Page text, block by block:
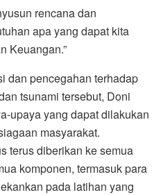
rencana dan
apa yang dapat kita
Keuangan.”
dan pencegahan terhadap
tsunami tersebut, Doni
upaya yang dapat dilakukan
masyarakat.
terus diberikan ke semua
komponen, termasuk para
pada latihan yang